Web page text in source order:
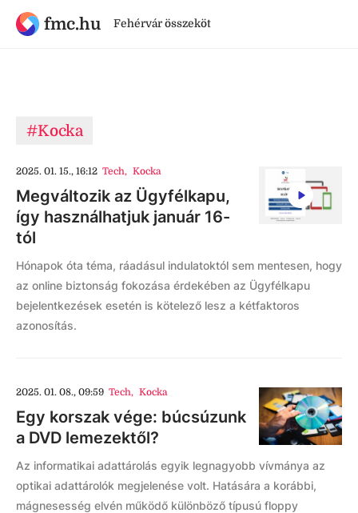
fmc.hu Fehérvár összeköt
#Kocka
2025. 01. 15., 16:12 Tech, Kocka
Megváltozik az Ügyfélkapu,
így használhatjuk január 16-
tól
Hónapok óta téma, ráadásul indulatoktól sem mentesen, hogy
az online biztonság fokozása érdekében az Ügyfélkapu
bejelentkezések esetén is kötelező lesz a kétfaktoros
azonosítás.
2025. 01. 08., 09:59 Tech, Kocka
Egy korszak vége: búcsúzunk
a DVD lemezektől?
Az informatikai adattárolás egyik legnagyobb vívmánya az
optikai adattárolók megjelenése volt. Hatására a korábbi,
mágnesesség elvén működő különböző típusú floppy